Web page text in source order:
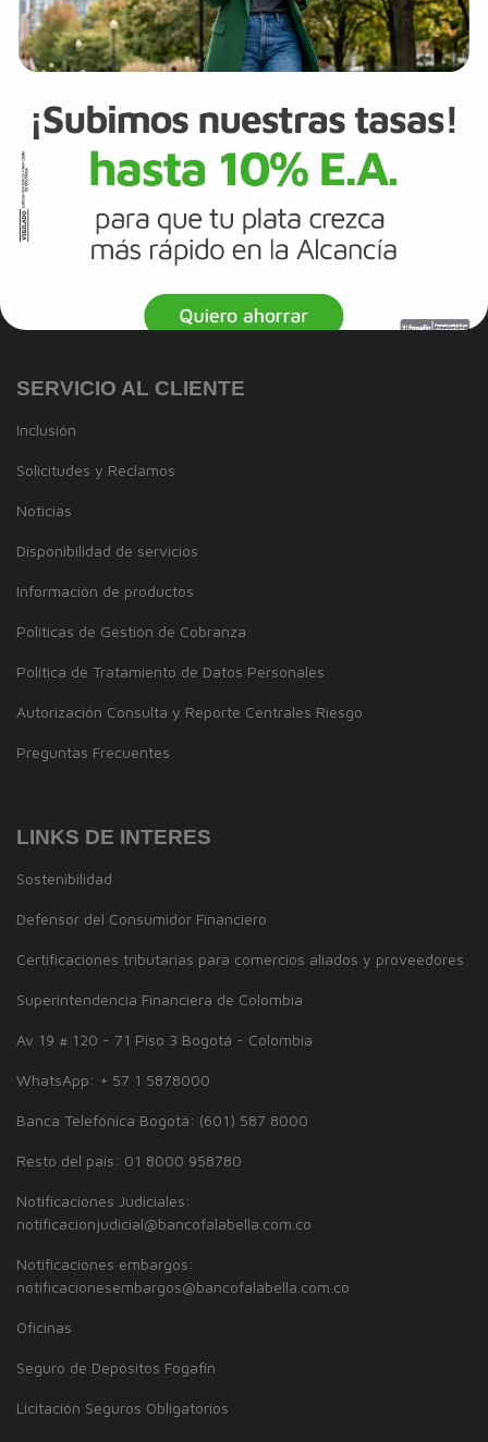
Canal de integridad
Proveedores
Política de Diversidad e Inclusión
Mapa del sitio
Términos y Condiciones
Información Legal
Tarjeta de Crédito
Cuenta de Ahorros
SERVICIO AL CLIENTE
Inclusión
Solicitudes y Reclamos
Noticias
Disponibilidad de servicios
Información de productos
Políticas de Gestión de Cobranza
Política de Tratamiento de Datos Personales
Autorización Consulta y Reporte Centrales Riesgo
Preguntas Frecuentes
LINKS DE INTERES
Sostenibilidad
Defensor del Consumidor Financiero
Certificaciones tributarias para comercios aliados y proveedores
Superintendencia Financiera de Colombia
Av 19 # 120 - 71 Piso 3 Bogotá - Colombia
WhatsApp: + 57 1 5878000
Banca Telefónica Bogotá: (601) 587 8000
Resto del país: 01 8000 958780
Notificaciones Judiciales:
notificacionjudicial@bancofalabella.com.co
Notificaciones embargos:
notificacionesembargos@bancofalabella.com.co
Oficinas
Seguro de Depósitos Fogafín
Licitación Seguros Obligatorios